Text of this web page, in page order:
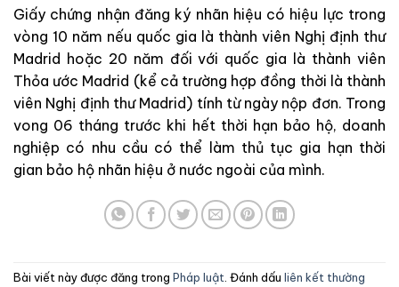
Giấy chứng nhận đăng ký nhãn hiệu có hiệu lực trong
vòng 10 năm nếu quốc gia là thành viên Nghị định thư
Madrid hoặc 20 năm đối với quốc gia là thành viên
Thỏa ước Madrid (kể cả trường hợp đồng thời là thành
viên Nghị định thư Madrid) tính từ ngày nộp đơn. Trong
vong 06 tháng trước khi hết thời hạn bảo hộ, doanh
nghiệp có nhu cầu có thể làm thủ tục gia hạn thời
gian bảo hộ nhãn hiệu ở nước ngoài của mình.
Bài viết này được đăng trong Pháp luật. Đánh dấu liên kết thường